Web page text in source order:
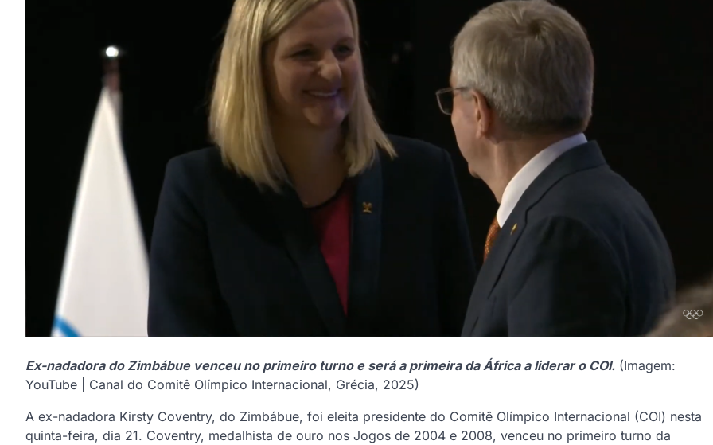
Ex-nadadora do Zimbábue venceu no primeiro turno e será a primeira da África a liderar o COI. (Imagem:
YouTube | Canal do Comitê Olímpico Internacional, Grécia, 2025)
A ex-nadadora Kirsty Coventry, do Zimbábue, foi eleita presidente do Comitê Olímpico Internacional (COI) nesta
quinta-feira, dia 21. Coventry, medalhista de ouro nos Jogos de 2004 e 2008, venceu no primeiro turno da